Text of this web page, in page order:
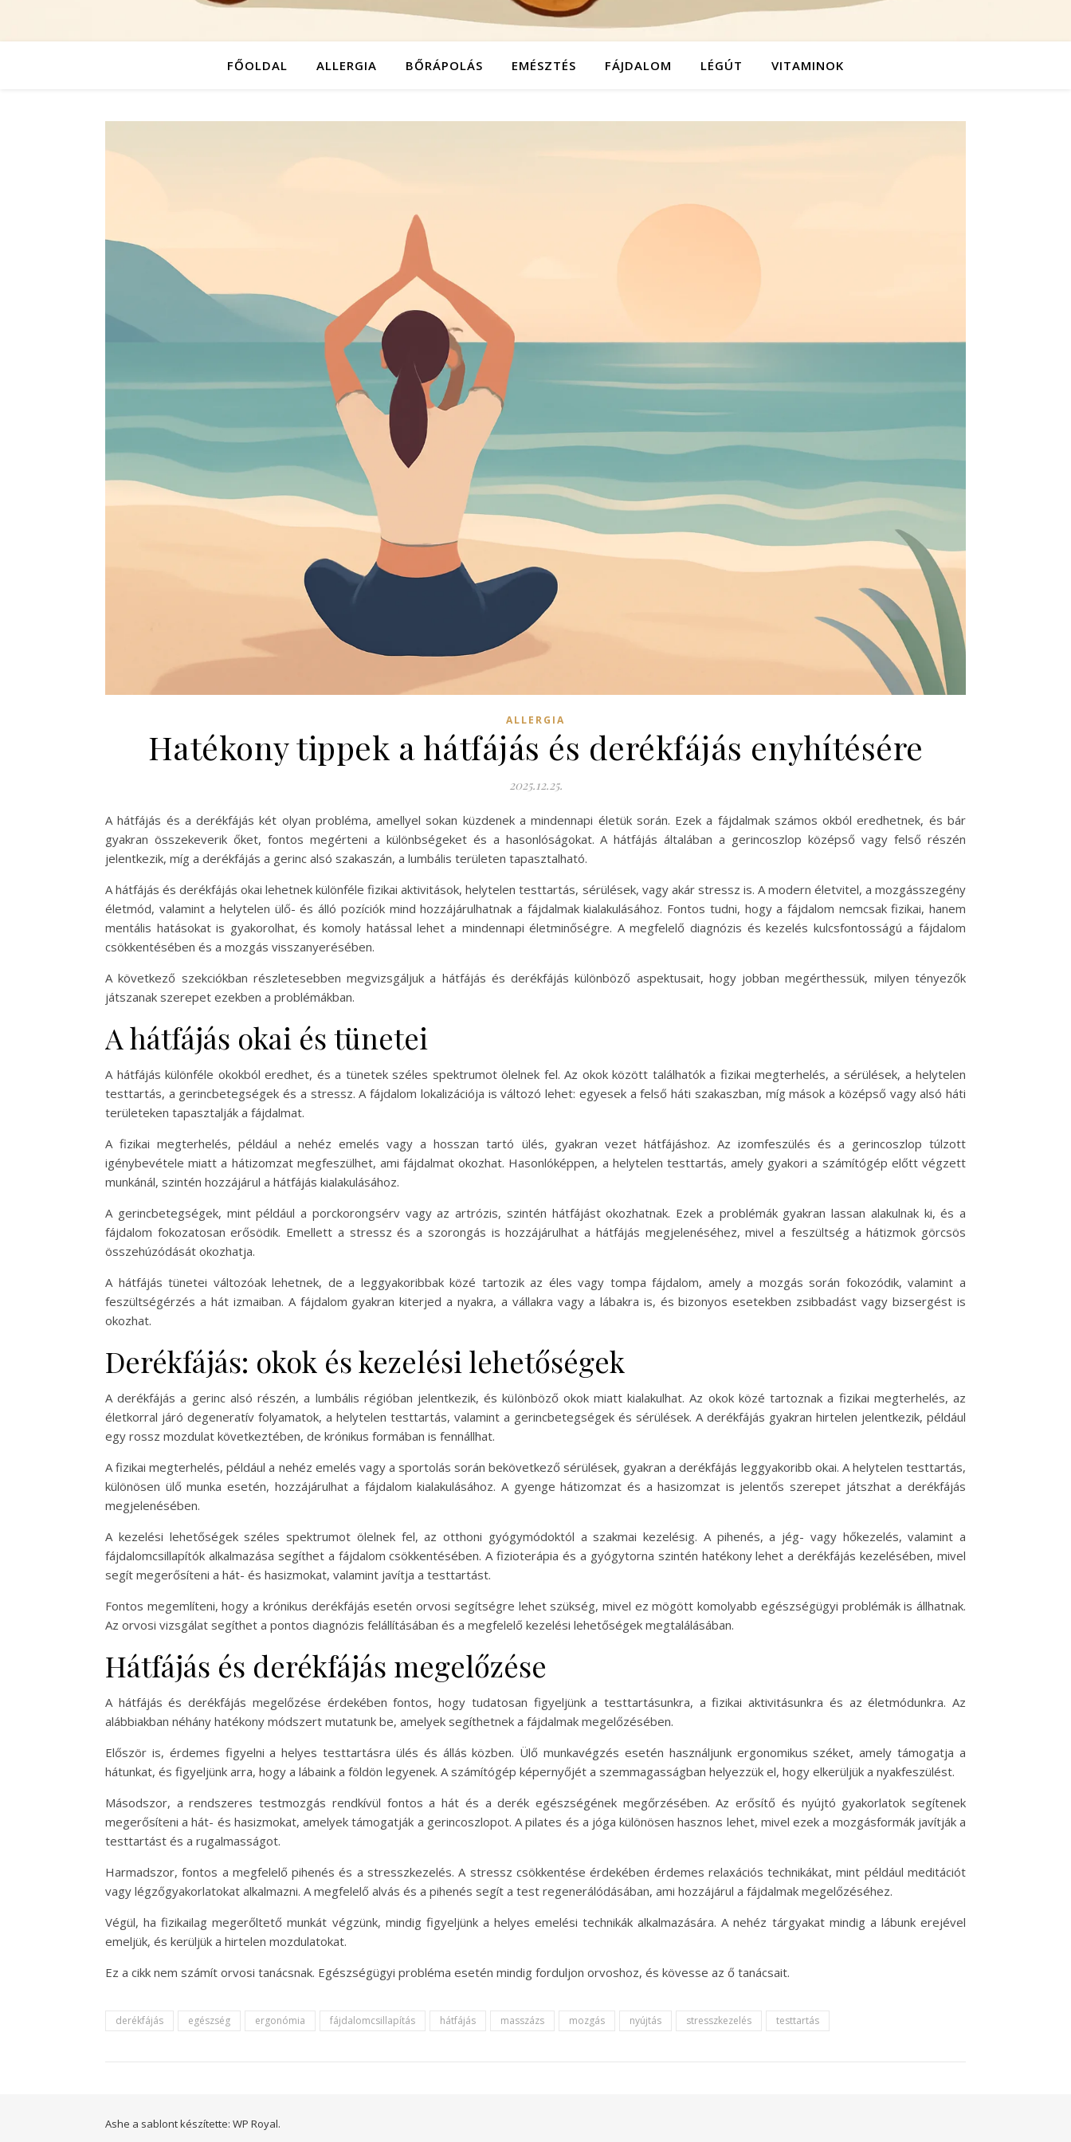
FŐOLDAL ALLERGIA BŐRÁPOLÁS EMÉSZTÉS FÁJDALOM LÉGÚT VITAMINOK
ALLERGIA
Hatékony tippek a hátfájás és derékfájás enyhítésére
2025.12.25.
A hátfájás és a derékfájás két olyan probléma, amellyel sokan küzdenek a mindennapi életük során. Ezek a fájdalmak számos okból eredhetnek, és bár
gyakran összekeverik őket, fontos megérteni a különbségeket és a hasonlóságokat. A hátfájás általában a gerincoszlop középső vagy felső részén
jelentkezik, míg a derékfájás a gerinc alsó szakaszán, a lumbális területen tapasztalható.
A hátfájás és derékfájás okai lehetnek különféle fizikai aktivitások, helytelen testtartás, sérülések, vagy akár stressz is. A modern életvitel, a mozgásszegény
életmód, valamint a helytelen ülő- és álló pozíciók mind hozzájárulhatnak a fájdalmak kialakulásához. Fontos tudni, hogy a fájdalom nemcsak fizikai, hanem
mentális hatásokat is gyakorolhat, és komoly hatással lehet a mindennapi életminőségre. A megfelelő diagnózis és kezelés kulcsfontosságú a fájdalom
csökkentésében és a mozgás visszanyerésében.
A következő szekciókban részletesebben megvizsgáljuk a hátfájás és derékfájás különböző aspektusait, hogy jobban megérthessük, milyen tényezők
játszanak szerepet ezekben a problémákban.
A hátfájás okai és tünetei
A hátfájás különféle okokból eredhet, és a tünetek széles spektrumot ölelnek fel. Az okok között találhatók a fizikai megterhelés, a sérülések, a helytelen
testtartás, a gerincbetegségek és a stressz. A fájdalom lokalizációja is változó lehet: egyesek a felső háti szakaszban, míg mások a középső vagy alsó háti
területeken tapasztalják a fájdalmat.
A fizikai megterhelés, például a nehéz emelés vagy a hosszan tartó ülés, gyakran vezet hátfájáshoz. Az izomfeszülés és a gerincoszlop túlzott
igénybevétele miatt a hátizomzat megfeszülhet, ami fájdalmat okozhat. Hasonlóképpen, a helytelen testtartás, amely gyakori a számítógép előtt végzett
munkánál, szintén hozzájárul a hátfájás kialakulásához.
A gerincbetegségek, mint például a porckorongsérv vagy az artrózis, szintén hátfájást okozhatnak. Ezek a problémák gyakran lassan alakulnak ki, és a
fájdalom fokozatosan erősödik. Emellett a stressz és a szorongás is hozzájárulhat a hátfájás megjelenéséhez, mivel a feszültség a hátizmok görcsös
összehúzódását okozhatja.
A hátfájás tünetei változóak lehetnek, de a leggyakoribbak közé tartozik az éles vagy tompa fájdalom, amely a mozgás során fokozódik, valamint a
feszültségérzés a hát izmaiban. A fájdalom gyakran kiterjed a nyakra, a vállakra vagy a lábakra is, és bizonyos esetekben zsibbadást vagy bizsergést is
okozhat.
Derékfájás: okok és kezelési lehetőségek
A derékfájás a gerinc alsó részén, a lumbális régióban jelentkezik, és különböző okok miatt kialakulhat. Az okok közé tartoznak a fizikai megterhelés, az
életkorral járó degeneratív folyamatok, a helytelen testtartás, valamint a gerincbetegségek és sérülések. A derékfájás gyakran hirtelen jelentkezik, például
egy rossz mozdulat következtében, de krónikus formában is fennállhat.
A fizikai megterhelés, például a nehéz emelés vagy a sportolás során bekövetkező sérülések, gyakran a derékfájás leggyakoribb okai. A helytelen testtartás,
különösen ülő munka esetén, hozzájárulhat a fájdalom kialakulásához. A gyenge hátizomzat és a hasizomzat is jelentős szerepet játszhat a derékfájás
megjelenésében.
A kezelési lehetőségek széles spektrumot ölelnek fel, az otthoni gyógymódoktól a szakmai kezelésig. A pihenés, a jég- vagy hőkezelés, valamint a
fájdalomcsillapítók alkalmazása segíthet a fájdalom csökkentésében. A fizioterápia és a gyógytorna szintén hatékony lehet a derékfájás kezelésében, mivel
segít megerősíteni a hát- és hasizmokat, valamint javítja a testtartást.
Fontos megemlíteni, hogy a krónikus derékfájás esetén orvosi segítségre lehet szükség, mivel ez mögött komolyabb egészségügyi problémák is állhatnak.
Az orvosi vizsgálat segíthet a pontos diagnózis felállításában és a megfelelő kezelési lehetőségek megtalálásában.
Hátfájás és derékfájás megelőzése
A hátfájás és derékfájás megelőzése érdekében fontos, hogy tudatosan figyeljünk a testtartásunkra, a fizikai aktivitásunkra és az életmódunkra. Az
alábbiakban néhány hatékony módszert mutatunk be, amelyek segíthetnek a fájdalmak megelőzésében.
Először is, érdemes figyelni a helyes testtartásra ülés és állás közben. Ülő munkavégzés esetén használjunk ergonomikus széket, amely támogatja a
hátunkat, és figyeljünk arra, hogy a lábaink a földön legyenek. A számítógép képernyőjét a szemmagasságban helyezzük el, hogy elkerüljük a nyakfeszülést.
Másodszor, a rendszeres testmozgás rendkívül fontos a hát és a derék egészségének megőrzésében. Az erősítő és nyújtó gyakorlatok segítenek
megerősíteni a hát- és hasizmokat, amelyek támogatják a gerincoszlopot. A pilates és a jóga különösen hasznos lehet, mivel ezek a mozgásformák javítják a
testtartást és a rugalmasságot.
Harmadszor, fontos a megfelelő pihenés és a stresszkezelés. A stressz csökkentése érdekében érdemes relaxációs technikákat, mint például meditációt
vagy légzőgyakorlatokat alkalmazni. A megfelelő alvás és a pihenés segít a test regenerálódásában, ami hozzájárul a fájdalmak megelőzéséhez.
Végül, ha fizikailag megerőltető munkát végzünk, mindig figyeljünk a helyes emelési technikák alkalmazására. A nehéz tárgyakat mindig a lábunk erejével
emeljük, és kerüljük a hirtelen mozdulatokat.
Ez a cikk nem számít orvosi tanácsnak. Egészségügyi probléma esetén mindig forduljon orvoshoz, és kövesse az ő tanácsait.
derékfájás egészség ergonómia fájdalomcsillapítás hátfájás masszázs mozgás nyújtás stresszkezelés testtartás
Ashe a sablont készítette: WP Royal.